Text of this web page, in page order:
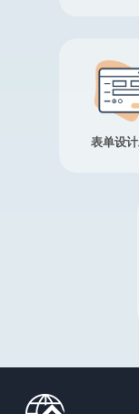
表单设